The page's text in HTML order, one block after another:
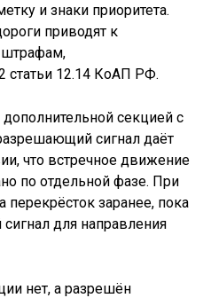
и знаки приоритета.
приводят к
статьи 12.14 КоАП РФ.
секцией с
сигнал даёт
что встречное движение
по отдельной фазе. При
заранее, пока
для направления
нет, а разрешён